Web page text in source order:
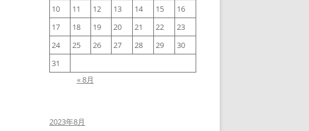
10
11 12 13 14 15
16
17
18 19 20 21 22
23
24
25 26 27 28 29
30
31
« 8月
2023年8月